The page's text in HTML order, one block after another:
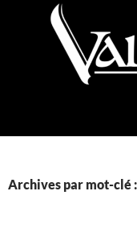
Archives par mot-clé